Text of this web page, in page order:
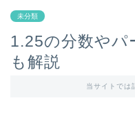
未分類
1.25の分数やパ
も解説
当サイトでは